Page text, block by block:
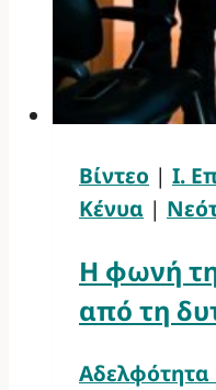
Βίντεο | Ι.
Κένυα |
Η φωνή
από τη